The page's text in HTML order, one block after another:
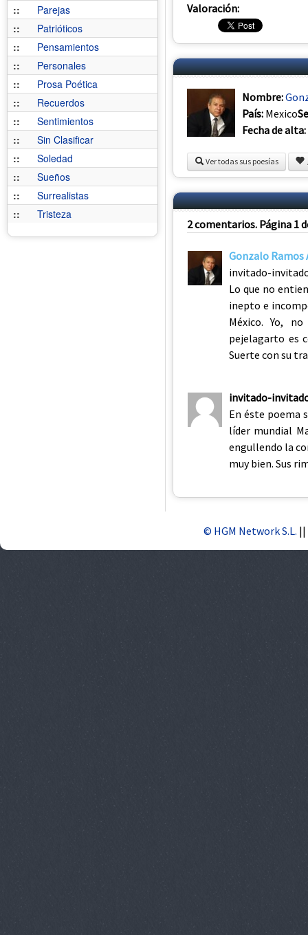
::
Parejas
::
Patrióticos
::
Pensamientos
::
Personales
::
Prosa Poética
::
Recuerdos
::
Sentimientos
::
Sin Clasificar
::
Soledad
::
Sueños
::
Surrealistas
::
Tristeza
Valoración:
Nombre:
País: Mexico
Fecha de alta:
Ver todas sus poesías
2 comentarios. Página 1
Gonzalo Ramos
invitado-
Lo que no
inepto e
México. Yo,
pejelagarto es
Suerte con su
invitado-
En éste poema
líder mundial
engullendo la
muy bien. Sus
© HGM Network S.L. ||